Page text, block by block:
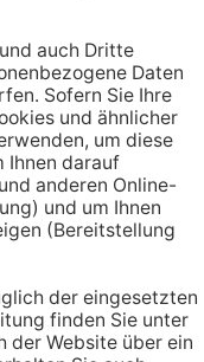
Sie selbst
verschiedene
Tabelle
Tagesbedarf zu